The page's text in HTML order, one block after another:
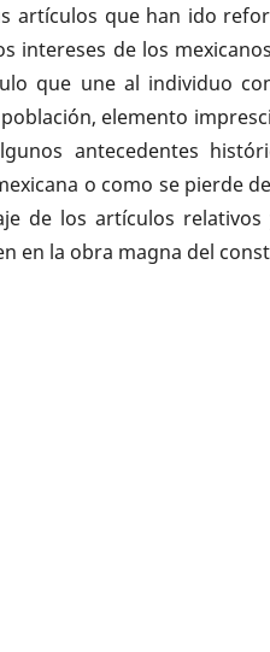
artículos que han ido
intereses de los
que une al individuo
elemento
antecedentes
o como se pierde
de los artículos
en la obra magna del